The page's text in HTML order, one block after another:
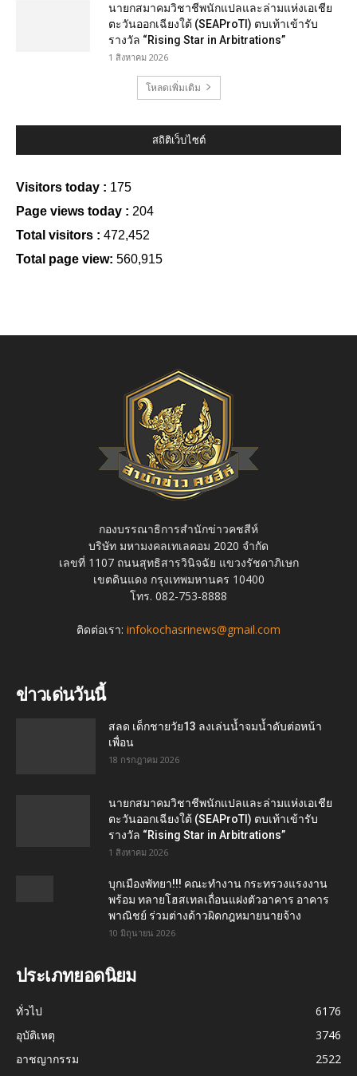
นายกสมาคมวิชาชีพนักแปลและล่ามแห่งเอเชีย
ตะวันออกเฉียงใต้ (SEAProTI) ตบเท้าเข้ารับ
รางวัล “Rising Star in Arbitrations”
1 สิงหาคม 2026
โหลดเพิ่มเติม
สถิติเว็บไซต์
Visitors today : 175
Page views today : 204
Total visitors : 472,452
Total page view: 560,915
กองบรรณาธิการสำนักข่าวคชสีห์
บริษัท มหามงคลเทเลคอม 2020 จำกัด
เลขที่ 1107 ถนนสุทธิสารวินิจฉัย แขวงรัชดาภิเษก
เขตดินแดง กรุงเทพมหานคร 10400
โทร. 082-753-8888
ติดต่อเรา: infokochasrinews@gmail.com
ข่าวเด่นวันนี้
สลด เด็กชายวัย13 ลงเล่นน้ำจมน้ำดับต่อหน้า
เพื่อน
18 กรกฎาคม 2026
นายกสมาคมวิชาชีพนักแปลและล่ามแห่งเอเชีย
ตะวันออกเฉียงใต้ (SEAProTI) ตบเท้าเข้ารับ
รางวัล “Rising Star in Arbitrations”
1 สิงหาคม 2026
บุกเมืองพัทยา!!! คณะทำงาน กระทรวงแรงงาน
พร้อม ทลายโฮสเทลเถื่อนแฝงตัวอาคาร อาคาร
พาณิชย์ ร่วมต่างด้าวผิดกฎหมายนายจ้าง
10 มิถุนายน 2026
ประเภทยอดนิยม
ทั่วไป
6176
อุบัติเหตุ
3746
อาชญากรรม
2522